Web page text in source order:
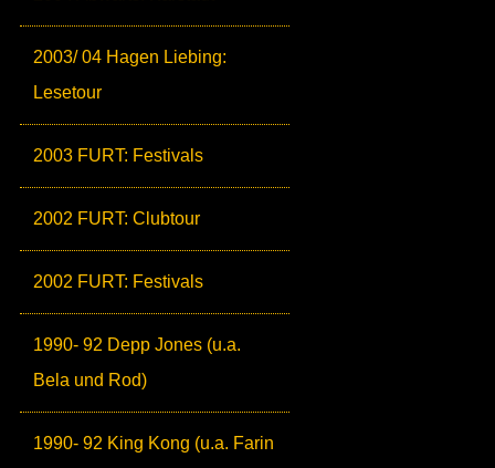
2003/ 04 Hagen Liebing:
Lesetour
2003 FURT: Festivals
2002 FURT: Clubtour
2002 FURT: Festivals
1990- 92 Depp Jones (u.a.
Bela und Rod)
1990- 92 King Kong (u.a. Farin